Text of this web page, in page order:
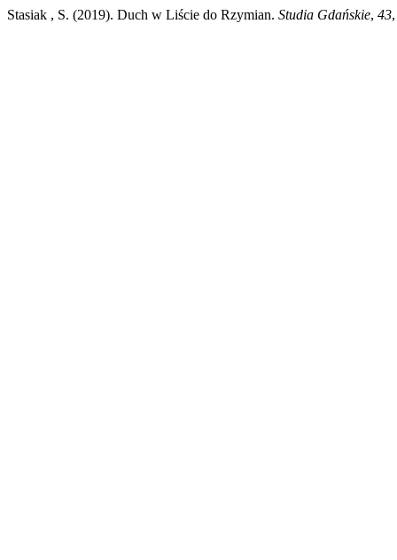
Stasiak , S. (2019). Duch w Liście do Rzymian. Studia Gdańskie, 43